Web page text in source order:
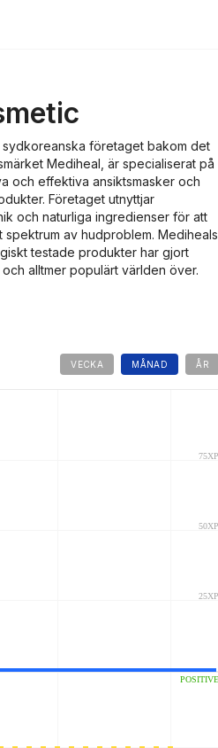
sydkoreanska företaget bakom det
Mediheal, är specialiserat på
och effektiva ansiktsmasker och
Företaget utnyttjar
och naturliga ingredienser för att
av hudproblem. Mediheals
testade produkter har gjort
alltmer populärt världen över.
VECKA MÅNAD ÅR